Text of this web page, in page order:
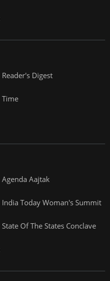
Reader's Digest
Time
Agenda Aajtak
India Today Woman's Summit
State Of The States Conclave